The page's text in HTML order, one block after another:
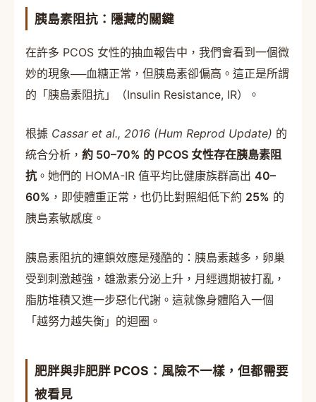
胰島素阻抗：隱藏的關鍵
在許多 PCOS 女性的抽血報告中，我們會看到一個微
妙的現象──血糖正常，但胰島素卻偏高。這正是所謂
的「胰島素阻抗」（Insulin Resistance, IR）。
根據 Cassar et al., 2016 (Hum Reprod Update) 的
統合分析， 約 50–70% 的 PCOS 女性存在胰島素阻
抗 。她們的 HOMA-IR 值平均比健康族群高出 40–
60% ，即使體重正常，也仍比對照組低下約 25% 的
胰島素敏感度。
胰島素阻抗的連鎖效應是殘酷的：胰島素越多，卵巢
受到刺激越強，雄激素分泌上升，月經週期被打亂，
脂肪堆積又進一步惡化代謝。這就像身體陷入一個
「越努力越失衡」的迴圈。
肥胖與非肥胖 PCOS：風險不一樣，但都需要
被看見